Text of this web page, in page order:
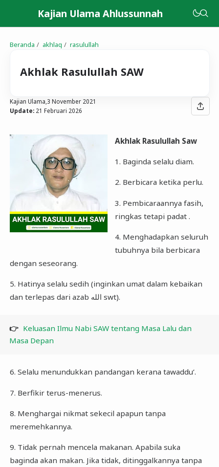
Kajian Ulama Ahlussunnah
Beranda akhlaq rasulullah
Akhlak Rasulullah SAW
Kajian Ulama, 3 November 2021
Update: 21 Februari 2026
Akhlak Rasulullah Saw
1. Baginda selalu diam.
2. Berbicara ketika perlu.
3. Pembicaraannya fasih,
ringkas tetapi padat .
4. Menghadapkan seluruh
tubuhnya bila berbicara
dengan seseorang.
5. Hatinya selalu sedih (inginkan umat dalam kebaikan
dan terlepas dari azab الله swt).
👉 Keluasan Ilmu Nabi SAW tentang Masa Lalu dan
Masa Depan
6. Selalu menundukkan pandangan kerana tawaddu’.
7. Berfikir terus-menerus.
8. Menghargai nikmat sekecil apapun tanpa
meremehkannya.
9. Tidak pernah mencela makanan. Apabila suka
baginda akan makan. Jika tidak, ditinggalkannya tanpa